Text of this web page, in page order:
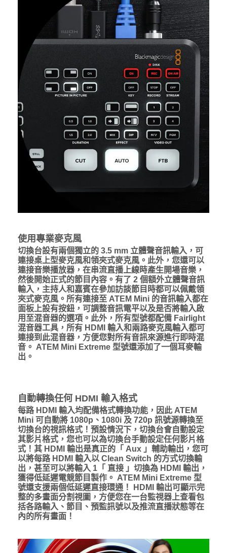
使用專業麥克風
切換台設有兩個獨立的 3.5 mm 立體聲音訊輸入，可
連接桌上型麥克風和領夾式麥克風。此外，您還可以
連接音樂播放器，在串流直播上線時產生開場音樂，
然後開始正式的節目內容。有了 2 個額外立體聲音訊
輸入，主持人和嘉賓在參加訪談節目時都可以佩戴領
夾式麥克風。所有連接至 ATEM Mini 的音訊輸入都在
面板上設有按鈕，可調整音訊電平以及是否將輸入啟
用至混音器的選項。此外，所有型號都配備 Fairlight
混音器工具，所有 HDMI 輸入和兩路麥克風輸入都可
連接到此混音器，方便您對所有音訊來源進行即時混
音。 ATEM Mini Extreme 型號還添加了一個耳麥輸
出。
自動轉換任何 HDMI 輸入格式
每路 HDMI 輸入均配備格式轉換功能，因此 ATEM
Mini 可自動將 1080p、1080i 及 720p 訊號源轉換至
切換台的視訊格式！預設情況下，切換台會自動設定
其影片格式，您也可以為切換台手動設定任何影片格
式！其 HDMI 輸出是真正的「 Aux 」輔助輸出，您可
以將每路 HDMI 輸入以 Clean Switch 的方式切換輸
出，甚至可以將輸入 1「 直接 」切換為 HDMI 輸出，
獲得低延遲電競節目製作。 ATEM Mini Extreme 型
號還支援兩個低延遲直接環通！ HDMI 輸出可顯示完
整的多畫面分割視圖，方便您在一台監視器上查看包
括各路輸入、節目、預監訊號以及推流直播狀態等在
內的所有畫面！